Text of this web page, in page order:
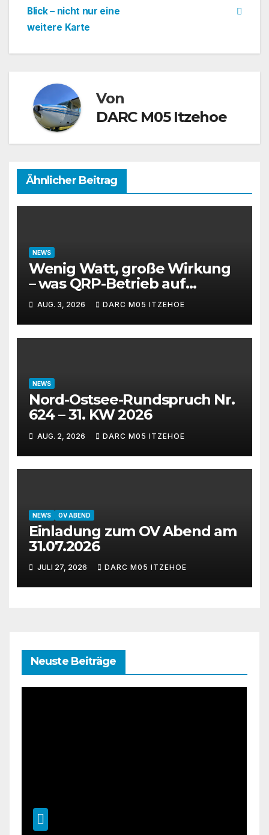
Blick – nicht nur eine
weitere Karte
Von
DARC M05 Itzehoe
Ähnlicher Beitrag
NEWS
Wenig Watt, große Wirkung
– was QRP-Betrieb auf
Kurzwelle wirklich kann
AUG. 3, 2026 DARC M05 ITZEHOE
NEWS
Nord-Ostsee-Rundspruch Nr.
624 – 31. KW 2026
AUG. 2, 2026 DARC M05 ITZEHOE
NEWS OV ABEND
Einladung zum OV Abend am
31.07.2026
JULI 27, 2026 DARC M05 ITZEHOE
Neuste Beiträge